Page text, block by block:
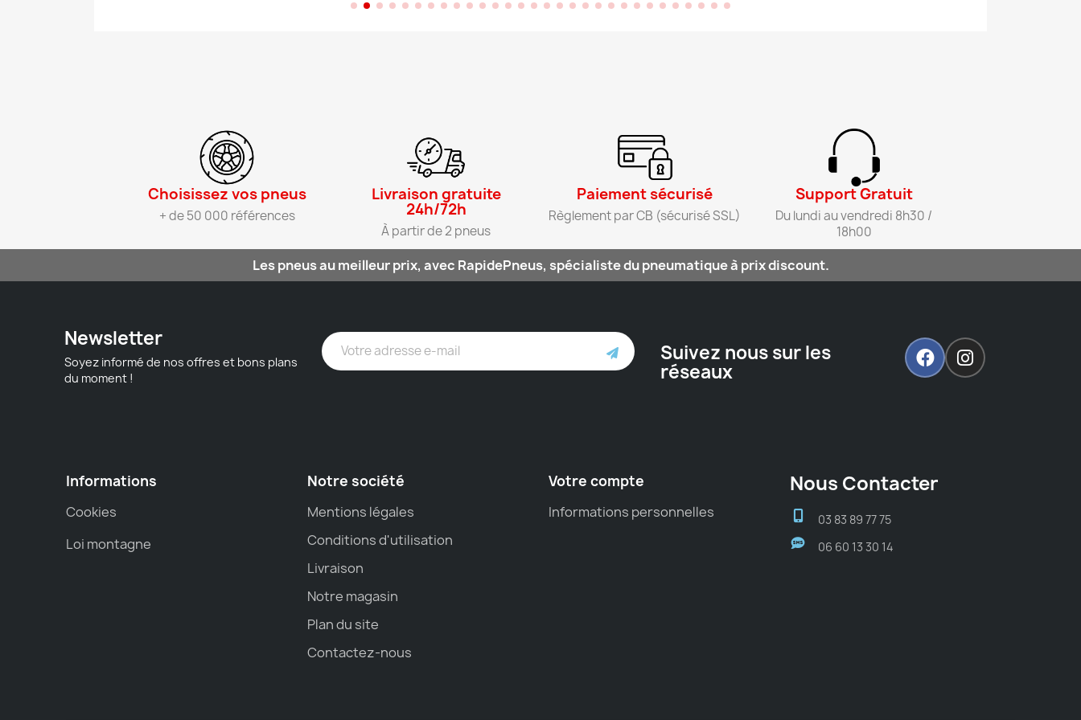
Choisissez vos pneus​
+ de 50 000 références
Livraison gratuite
24h/72h​
À partir de 2 pneus​
Paiement sécurisé​
Règlement par CB (sécurisé SSL)​
Support Gratuit​
Du lundi au vendredi 8h30 /
18h00​
Les pneus au meilleur prix, avec RapidePneus, spécialiste du pneumatique à prix discount.
Newsletter
Soyez informé de nos offres et bons plans
du moment !
Suivez nous sur les
réseaux
Informations
Cookies
Loi montagne
Notre société
Mentions légales
Conditions d'utilisation
Livraison
Notre magasin
Plan du site
Contactez-nous
Votre compte
Informations personnelles
Nous Contacter
03 83 89 77 75
06 60 13 30 14